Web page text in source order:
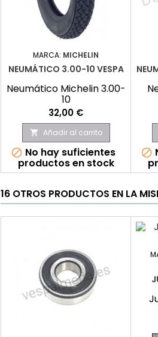
MARCA: MICHELIN
NEUMÁTICO 3.00-10 VESPA
Neumático Michelin 3.00-
10
Precio
32,00 €
 Añadir al carrito
 No hay suficientes
productos en stock

16 OTROS PRODUCTOS EN LA